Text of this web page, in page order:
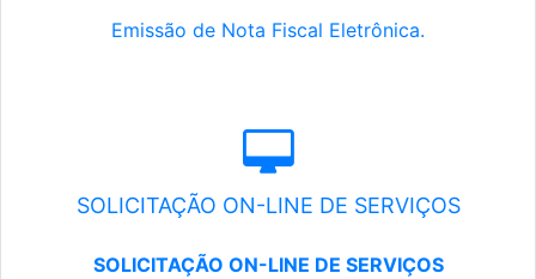
Emissão de Nota Fiscal Eletrônica.
SOLICITAÇÃO ON-LINE DE SERVIÇOS
SOLICITAÇÃO ON-LINE DE SERVIÇOS